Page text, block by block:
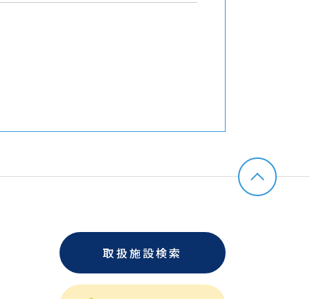
取扱施設検索